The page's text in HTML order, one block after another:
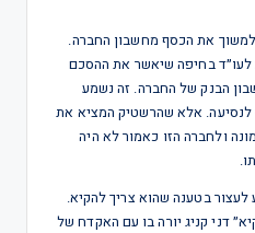
את הכסף מחשבון החברה.
בחיפה שיאשר את ההסכם
הבנק של החברה. זה נשמע
לנסיעה. אלא שהרשטיק המציא את
ולחברה הזו כאמור לא היה
בטענה שהוא צריך להקיא.
דני קניג יורה בו עם האקדח של